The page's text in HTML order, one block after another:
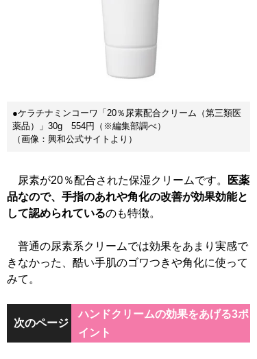
●ケラチナミンコーワ「20％尿素配合クリーム（第三類医
薬品）」30g 554円（※編集部調べ）
（画像：興和公式サイトより）
尿素が20％配合された保湿クリームです。
医薬
品なので、手指のあれや角化の改善が効果効能と
して認められているのも特徴。
普通の尿素系クリームでは効果をあまり実感で
きなかった、酷い手肌のゴワつきや角化に使って
みて。
次のページ
ハンドクリームの効果をあげる3ポ
イント